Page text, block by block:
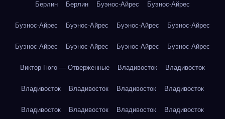
Берлин Берлин Буэнос-Айрес Буэнос-Айрес
Буэнос-Айрес Буэнос-Айрес Буэнос-Айрес Буэнос-Айрес
Буэнос-Айрес Буэнос-Айрес Буэнос-Айрес Буэнос-Айрес
Виктор Гюго — Отверженные Владивосток Владивосток
Владивосток Владивосток Владивосток Владивосток
Владивосток Владивосток Владивосток Владивосток